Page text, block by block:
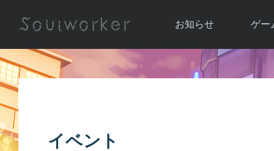
お知らせ
お知らせ一覧
ゲー
ソウ
イベント